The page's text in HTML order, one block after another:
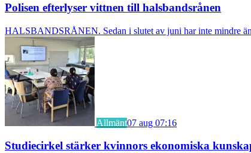
Polisen efterlyser vittnen till halsbandsrånen
HALSBANDSRÅNEN. Sedan i slutet av juni har inte mindre än
Allmänt07 aug 07:16
Studiecirkel stärker kvinnors ekonomiska